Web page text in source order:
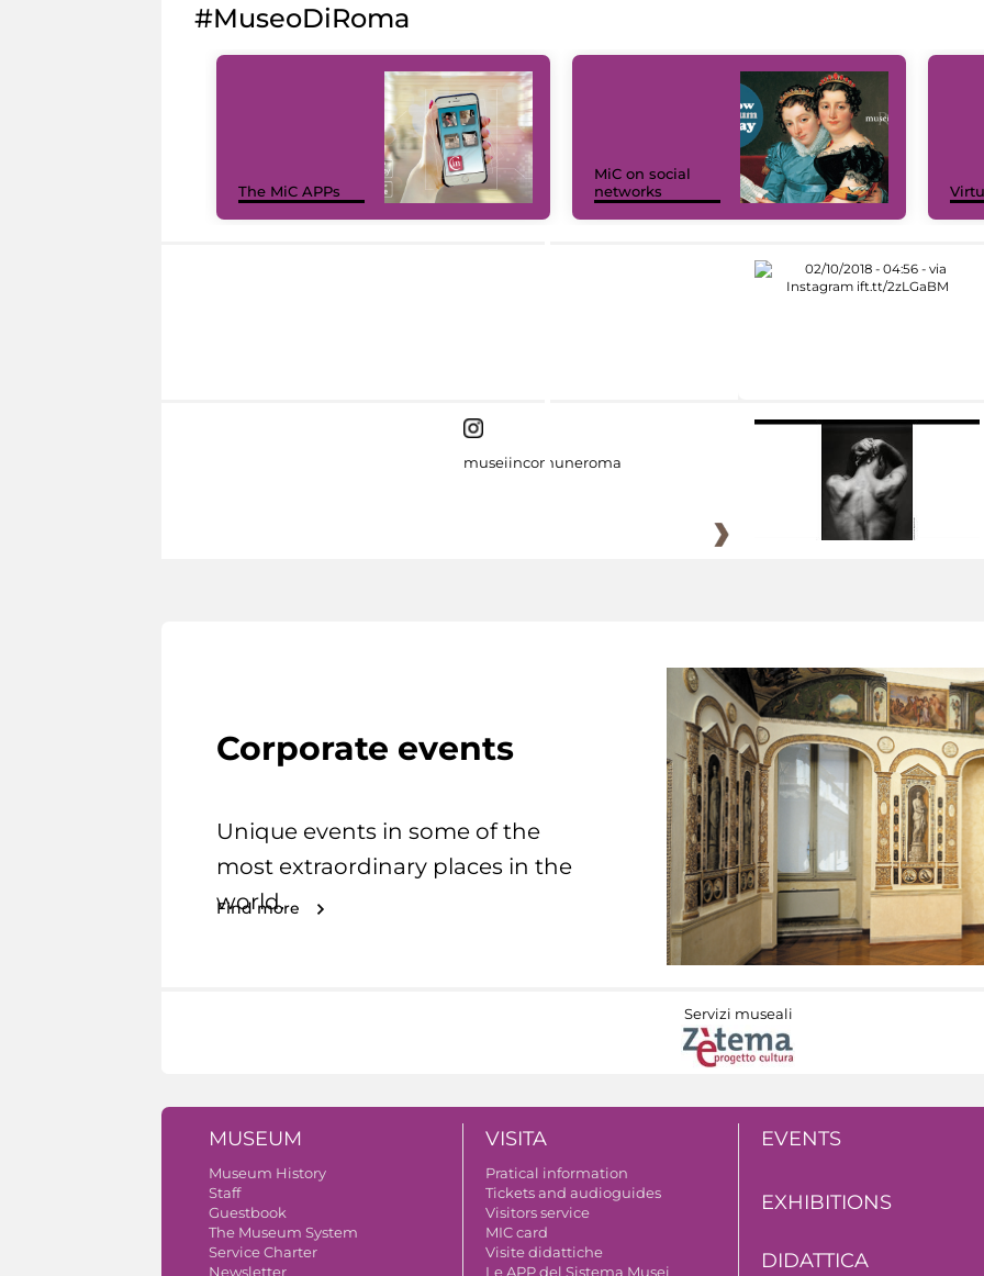
#MuseoDiRoma
The MiC APPs
MiC on social
networks
museiincomuneroma
Corporate events
Unique events in some of the
most extraordinary places in the
world.
Find more
Servizi museali
MUSEUM
Museum History
Staff
Guestbook
The Museum System
Service Charter
Newsletter
VISITA
Pratical information
Tickets and audioguides
Visitors service
MIC card
Visite didattiche
Le APP del Sistema Musei
EVENTS
EXHIBITIONS
DIDATTICA